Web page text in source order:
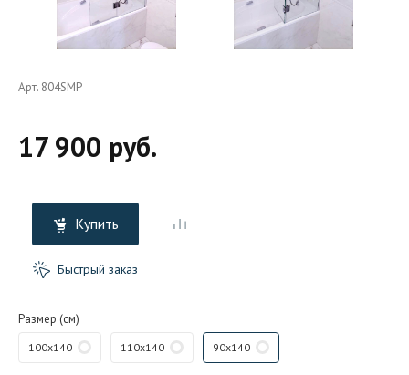
Арт. 804SMP
17 900 руб.
Купить
Быстрый заказ
Размер (см)
100x140 110x140 90x140